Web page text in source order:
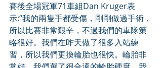
賽後全場冠軍71車組Dan Kruger表
示:“我的兩隻手都受傷，剛剛做過手術，
所以比賽非常艱辛，不過我們的車隊策
略很好。我們在昨天做了很多入站練
習，所以我們更換輪胎也很快。輪胎非